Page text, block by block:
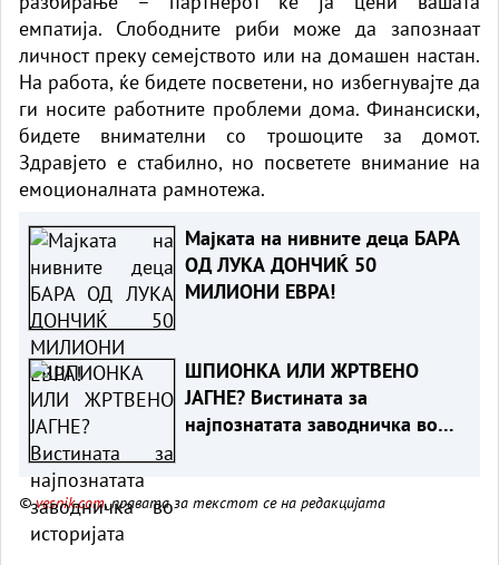
емпатија. Слободните риби може да запознаат
личност преку семејството или на домашен настан.
На работа, ќе бидете посветени, но избегнувајте да
ги носите работните проблеми дома. Финансиски,
бидете внимателни со трошоците за домот.
Здравјето е стабилно, но посветете внимание на
емоционалната рамнотежа.
Мајката на нивните деца БАРА
ОД ЛУКА ДОНЧИЌ 50
МИЛИОНИ ЕВРА!
ШПИОНКА ИЛИ ЖРТВЕНО
ЈАГНЕ? Вистината за
најпознатата заводничка во
©vesnik.com, правата за текстот се на редакцијата